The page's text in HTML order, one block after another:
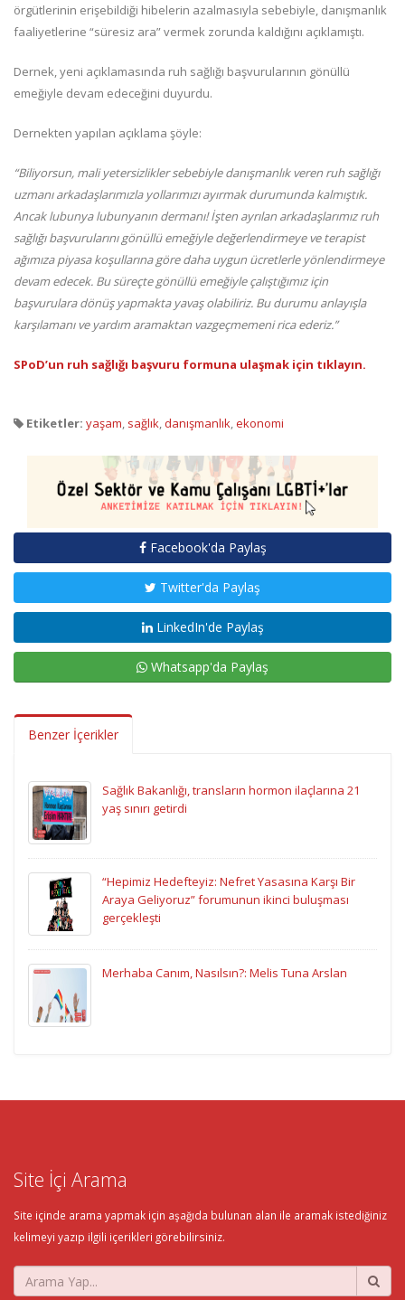
örgütlerinin erişebildiği hibelerin azalmasıyla sebebiyle, danışmanlık
faaliyetlerine “süresiz ara” vermek zorunda kaldığını açıklamıştı.
Dernek, yeni açıklamasında ruh sağlığı başvurularının gönüllü
emeğiyle devam edeceğini duyurdu.
Dernekten yapılan açıklama şöyle:
“Biliyorsun, mali yetersizlikler sebebiyle danışmanlık veren ruh sağlığı
uzmanı arkadaşlarımızla yollarımızı ayırmak durumunda kalmıştık.
Ancak lubunya lubunyanın dermanı! İşten ayrılan arkadaşlarımız ruh
sağlığı başvurularını gönüllü emeğiyle değerlendirmeye ve terapist
ağımıza piyasa koşullarına göre daha uygun ücretlerle yönlendirmeye
devam edecek. Bu süreçte gönüllü emeğiyle çalıştığımız için
başvurulara dönüş yapmakta yavaş olabiliriz. Bu durumu anlayışla
karşılamanı ve yardım aramaktan vazgeçmemeni rica ederiz.”
SPoD’un ruh sağlığı başvuru formuna ulaşmak için tıklayın.
Etiketler: yaşam, sağlık,danışmanlık,ekonomi
Facebook'da Paylaş
Twitter'da Paylaş
LinkedIn'de Paylaş
Whatsapp'da Paylaş
Benzer İçerikler
Sağlık Bakanlığı, transların hormon ilaçlarına 21
yaş sınırı getirdi
“Hepimiz Hedefteyiz: Nefret Yasasına Karşı Bir
Araya Geliyoruz” forumunun ikinci buluşması
gerçekleşti
Merhaba Canım, Nasılsın?: Melis Tuna Arslan
Site İçi Arama
Site içinde arama yapmak için aşağıda bulunan alan ile aramak istediğiniz
kelimeyi yazıp ilgili içerikleri görebilirsiniz.